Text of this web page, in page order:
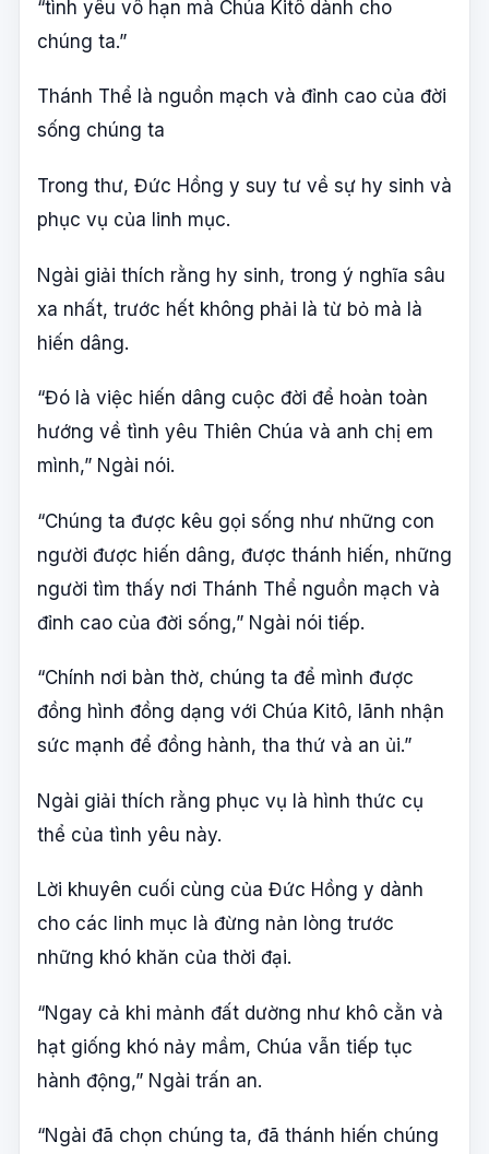
“tình yêu vô hạn mà Chúa Kitô dành cho
chúng ta.”
Thánh Thể là nguồn mạch và đỉnh cao của đời
sống chúng ta
Trong thư, Đức Hồng y suy tư về sự hy sinh và
phục vụ của linh mục.
Ngài giải thích rằng hy sinh, trong ý nghĩa sâu
xa nhất, trước hết không phải là từ bỏ mà là
hiến dâng.
“Đó là việc hiến dâng cuộc đời để hoàn toàn
hướng về tình yêu Thiên Chúa và anh chị em
mình,” Ngài nói.
“Chúng ta được kêu gọi sống như những con
người được hiến dâng, được thánh hiến, những
người tìm thấy nơi Thánh Thể nguồn mạch và
đỉnh cao của đời sống,” Ngài nói tiếp.
“Chính nơi bàn thờ, chúng ta để mình được
đồng hình đồng dạng với Chúa Kitô, lãnh nhận
sức mạnh để đồng hành, tha thứ và an ủi.”
Ngài giải thích rằng phục vụ là hình thức cụ
thể của tình yêu này.
Lời khuyên cuối cùng của Đức Hồng y dành
cho các linh mục là đừng nản lòng trước
những khó khăn của thời đại.
“Ngay cả khi mảnh đất dường như khô cằn và
hạt giống khó nảy mầm, Chúa vẫn tiếp tục
hành động,” Ngài trấn an.
“Ngài đã chọn chúng ta, đã thánh hiến chúng